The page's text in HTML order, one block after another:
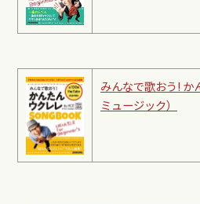
みんなで歌おう! か
ミュージック）